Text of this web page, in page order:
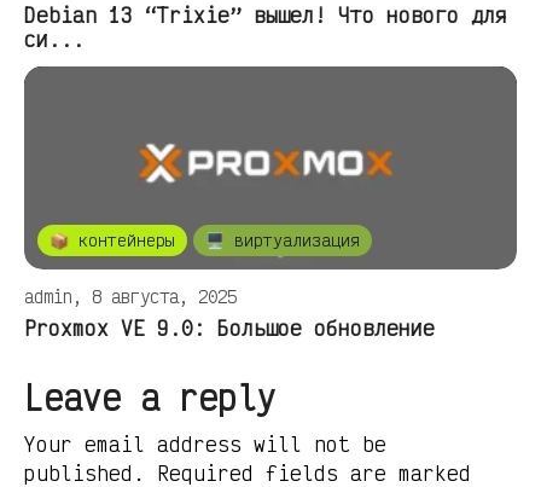
Debian 13 “Trixie” вышел! Что нового для
си...
📦 контейнеры 🖥️ виртуализация
admin, 8 августа, 2025
Proxmox VE 9.0: Большое обновление
Leave a reply
Your email address will not be
published. Required fields are marked